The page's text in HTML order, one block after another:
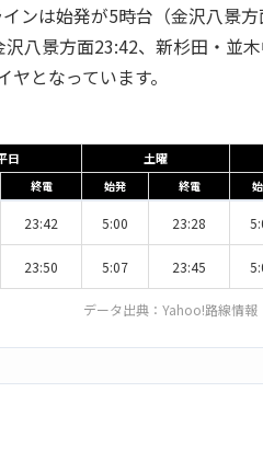
ンは始発が5時台（金沢八景
八景方面23:42、新杉田・並
となっています。
日 土曜
終電 始発 終電
23:42 5:00 23:28
23:50 5:07 23:45
データ出典： Yahoo!路線情報